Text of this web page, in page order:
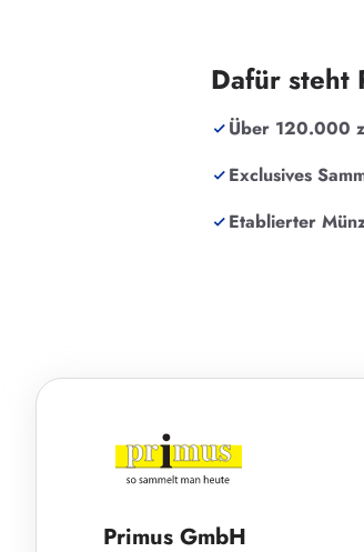
Dafür steht
Über 120.000
Exclusives
Etablierter
Primus GmbH